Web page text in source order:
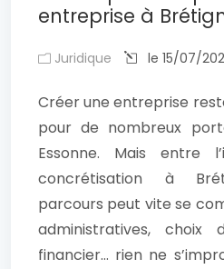
entreprise à
Juridique le 15/07/
Créer une entreprise
pour de nombreux
Essonne. Mais entre
concrétisation à
parcours peut vite se
administratives, choix
financier… rien ne